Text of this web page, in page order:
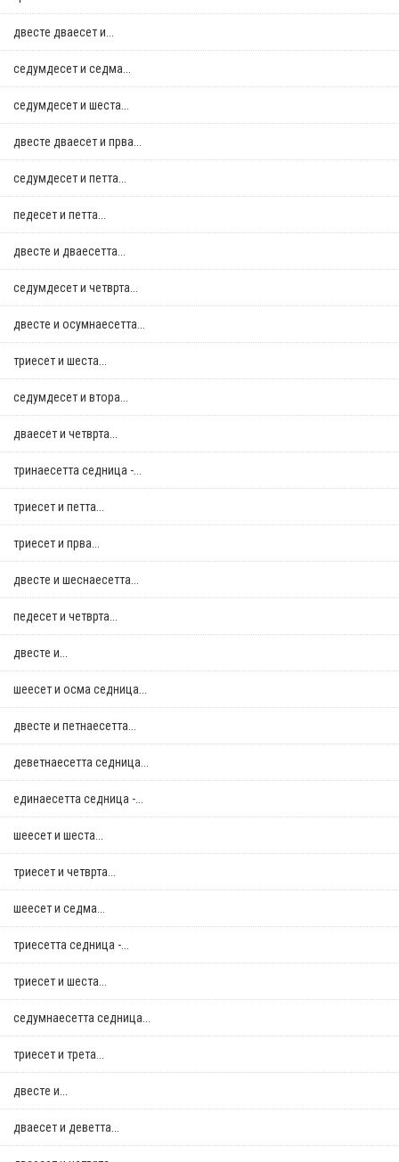
двестe дваесет и...
седумдесет и седма...
седумдесет и шеста...
двестe дваесет и прва...
седумдесет и петта...
педесет и петта...
двестe и дваесетта...
седумдесет и четврта...
двестe и осумнaесетта...
триесет и шеста...
седумдесет и втора...
дваесет и четврта...
тринаесетта седница -...
триесет и петта...
триесет и прва...
двестe и шеснаесетта...
педесет и четврта...
двестe и...
шеесет и осма седница...
двестe и петнаесетта...
деветнаесетта седница...
единаесетта седница -...
шеесет и шеста...
триесет и четврта...
шеесет и седма...
триесетта седница -...
триесет и шеста...
седумнаесетта седница...
триесет и трета...
двестe и...
дваесет и деветта...